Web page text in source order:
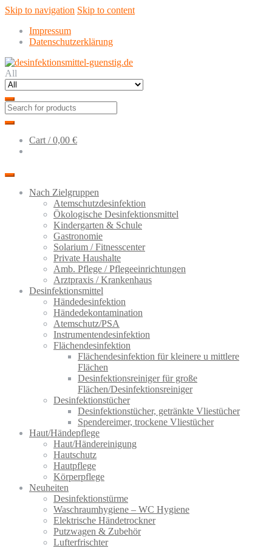
Skip to navigation Skip to content
Impressum
Datenschutzerklärung
All
Cart /0,00 €
Nach Zielgruppen
Atemschutzdesinfektion
Ökologische Desinfektionsmittel
Kindergarten & Schule
Gastronomie
Solarium / Fitnesscenter
Private Haushalte
Amb. Pflege / Pflegeeinrichtungen
Arztpraxis / Krankenhaus
Desinfektionsmittel
Händedesinfektion
Händedekontamination
Atemschutz/PSA
Instrumentendesinfektion
Flächendesinfektion
Flächendesinfektion für kleinere u mittlere
Flächen
Desinfektionsreiniger für große
Flächen/Desinfektionsreiniger
Desinfektionstücher
Desinfektionstücher, getränkte Vliestücher
Spendereimer, trockene Vliestücher
Haut/Händepflege
Haut/Händereinigung
Hautschutz
Hautpflege
Körperpflege
Neuheiten
Desinfektionstürme
Waschraumhygiene – WC Hygiene
Elektrische Händetrockner
Putzwagen & Zubehör
Lufterfrischter